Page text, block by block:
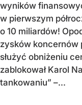
wyników
w pierwszym
o 10 miliardów!
zysków koncernów
służyć obniżeniu
zablokował Karol
tankowaniu” –...